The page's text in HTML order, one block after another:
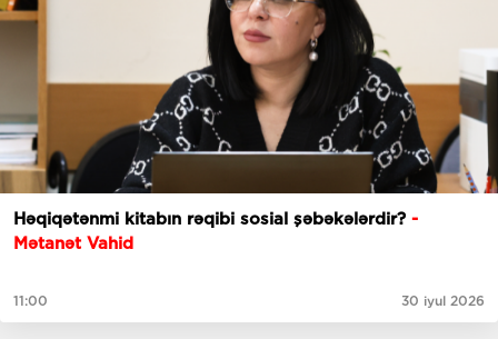
Həqiqətənmi kitabın rəqibi sosial şəbəkələrdir? -
Mətanət Vahid
11:00 30 iyul 2026